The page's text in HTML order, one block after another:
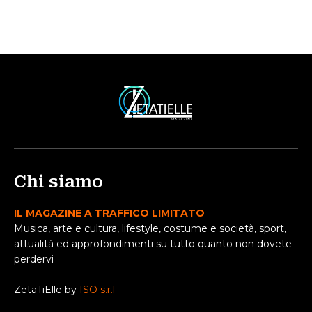
Chi siamo
IL MAGAZINE A TRAFFICO LIMITATO
Musica, arte e cultura, lifestyle, costume e società, sport,
attualità ed approfondimenti su tutto quanto non dovete
perdervi
ZetaTiElle by ISO s.r.l